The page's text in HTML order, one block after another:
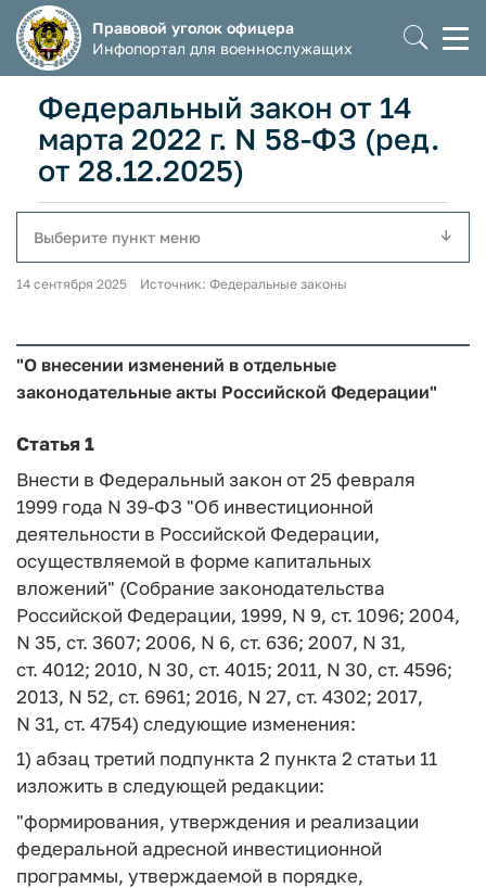
Правовой уголок офицера
Инфопортал для военнослужащих
Федеральный закон от 14
марта 2022 г. N 58-ФЗ (ред.
от 28.12.2025)
Выберите пункт меню
14 сентября 2025 Источник: Федеральные законы
"О внесении изменений в отдельные
законодательные акты Российской Федерации"
Статья 1
Внести в Федеральный закон от 25 февраля
1999 года N 39-ФЗ "Об инвестиционной
деятельности в Российской Федерации,
осуществляемой в форме капитальных
вложений" (Собрание законодательства
Российской Федерации, 1999, N 9, ст. 1096; 2004,
N 35, ст. 3607; 2006, N 6, ст. 636; 2007, N 31,
ст. 4012; 2010, N 30, ст. 4015; 2011, N 30, ст. 4596;
2013, N 52, ст. 6961; 2016, N 27, ст. 4302; 2017,
N 31, ст. 4754) следующие изменения:
1) абзац третий подпункта 2 пункта 2 статьи 11
изложить в следующей редакции:
"формирования, утверждения и реализации
федеральной адресной инвестиционной
программы, утверждаемой в порядке,